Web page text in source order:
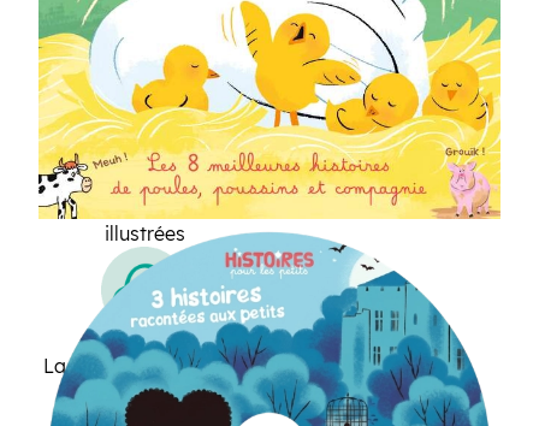
pour les petits ?
3 grandes histoires
illustrées
La version audio des 3
histoires